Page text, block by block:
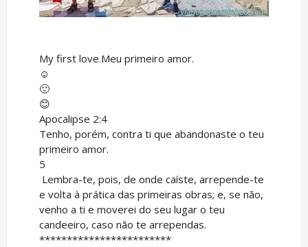
My first love.Meu primeiro amor.
☺
🙂
😊
Apocalipse 2:4
Tenho, porém, contra ti que abandonaste o teu
primeiro amor.
5
Lembra-te, pois, de onde caíste, arrepende-te
e volta à prática das primeiras obras; e, se não,
venho a ti e moverei do seu lugar o teu
candeeiro, caso não te arrependas.
************************